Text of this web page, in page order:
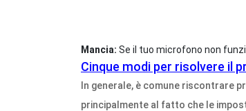
Mancia: Se il tuo microfono non
Cinque modi per risolvere il
In generale, è comune riscontrare
principalmente al fatto che le